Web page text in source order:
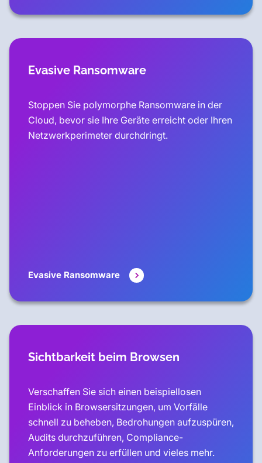
Evasive Ransomware
Stoppen Sie polymorphe Ransomware in der
Cloud, bevor sie Ihre Geräte erreicht oder Ihren
Netzwerkperimeter durchdringt.
Evasive Ransomware
Sichtbarkeit beim Browsen
Verschaffen Sie sich einen beispiellosen
Einblick in Browsersitzungen, um Vorfälle
schnell zu beheben, Bedrohungen aufzuspüren,
Audits durchzuführen, Compliance-
Anforderungen zu erfüllen und vieles mehr.